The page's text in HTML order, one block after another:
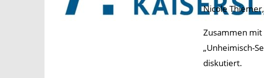
Nicole
Zusammen mit
„Unheimisch-
diskutiert.